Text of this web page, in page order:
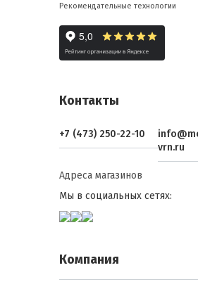
Рекомендательные технологии
Контакты
+7 (473) 250-22-10
vrn.ru
Адреса магазинов
Мы в социальных сетях:
Компания